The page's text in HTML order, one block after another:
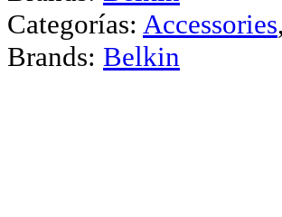
Categorías: Accessories,
Brands: Belkin